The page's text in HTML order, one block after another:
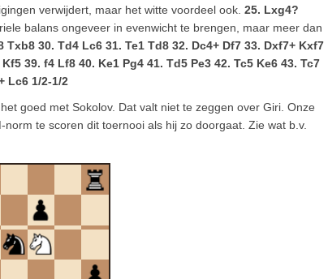
verwijdert, maar het witte voordeel ook. 25. Lxg4?
balans ongeveer in evenwicht te brengen, maar meer dan
30. Td4 Lc6 31. Te1 Td8 32. Dc4+ Df7 33. Dxf7+ Kxf7
39. f4 Lf8 40. Ke1 Pg4 41. Td5 Pe3 42. Tc5 Ke6 43. Tc7
Lc6 1/2-1/2
goed met Sokolov. Dat valt niet te zeggen over Giri. Onze
te scoren dit toernooi als hij zo doorgaat. Zie wat b.v.